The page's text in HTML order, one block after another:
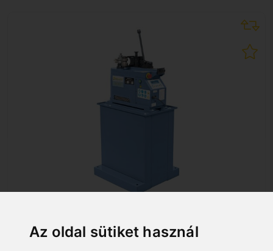
Az oldal sütiket használ
Art. No. : 06-1177
4 608,00 EUR